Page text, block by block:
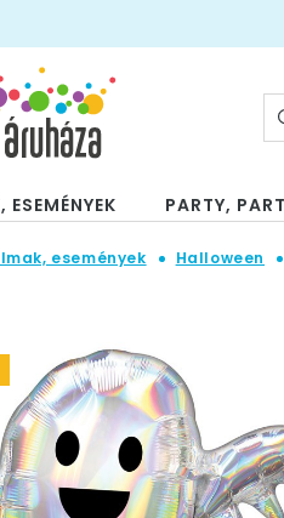
PARTY,
események Halloween